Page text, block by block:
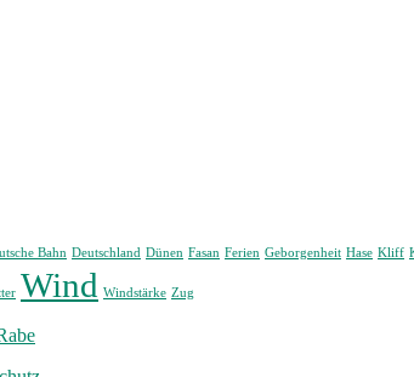
Bahn Deutschland Dünen Fasan Ferien Geborgenheit Hase Kliff
Wind Windstärke Zug